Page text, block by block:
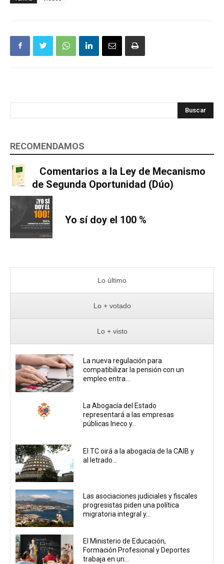
Buscar
RECOMENDAMOS
Comentarios a la Ley de Mecanismo
de Segunda Oportunidad (Dúo)
Yo sí doy el 100 %
Lo último
Lo + votado
Lo + visto
La nueva regulación para
compatibilizar la pensión con un
empleo entra...
La Abogacía del Estado
representará a las empresas
públicas Ineco y...
El TC oirá a la abogacía de la CAIB y
al letrado...
Las asociaciones judiciales y fiscales
progresistas piden una política
migratoria integral y...
El Ministerio de Educación,
Formación Profesional y Deportes
trabaja en un...